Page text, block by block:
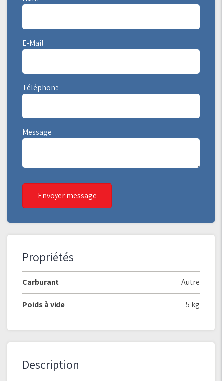
E-Mail
Téléphone
Message
Envoyer message
Propriétés
Carburant Autre
Poids à vide 5 kg
Description